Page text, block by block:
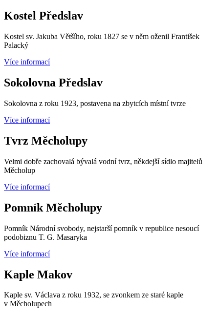
Kostel Předslav
Kostel sv. Jakuba Většího, roku 1827 se v něm oženil František
Palacký
Více informací
Sokolovna Předslav
Sokolovna z roku 1923, postavena na zbytcích místní tvrze
Více informací
Tvrz Měcholupy
Velmi dobře zachovalá bývalá vodní tvrz, někdejší sídlo majitelů
Měcholup
Více informací
Pomník Měcholupy
Pomník Národní svobody, nejstarší pomník v republice nesoucí
podobiznu T. G. Masaryka
Více informací
Kaple Makov
Kaple sv. Václava z roku 1932, se zvonkem ze staré kaple
v Měcholupech